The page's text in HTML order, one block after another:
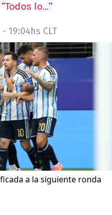
lo..."
19:04hs CLT
a la siguiente ronda